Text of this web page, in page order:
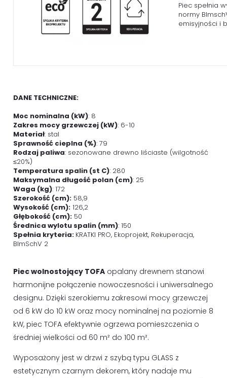
Piec spełnia
normy
emisyjności i
DANE TECHNICZNE:
Moc nominalna (kW): 8
Zakres mocy grzewczej (kW): 6-10
Materiał: stal
Sprawność cieplna (%): 79
Rodzaj paliwa: sezonowane drewno liściaste (wilgotność
≤20%)
Temperatura spalin (st C): 280
Maksymalna długość polan (cm): 25
Waga (kg): 172
Szerokość (cm): 58,9
Wysokość (cm): 126,2
Głębokość (cm): 50
Średnica wylotu spalin (mm): 150
Spełnia kryteria: KRATKI PRO, Ekoprojekt, Rekuperacja,
BImSchV 2
Piec wolnostojący TOFA opalany drewnem stanowi
harmonijne połączenie nowoczesności i uniwersalnego
designu. Dzięki szerokiemu zakresowi mocy grzewczej
od 6 kW do 10 kW oraz mocy nominalnej na poziomie 8
kW, piec TOFA efektywnie ogrzewa pomieszczenia o
średniej wielkości od 60 m² do 100 m².
Wyposażony jest w drzwi z szybą typu GLASS z
estetycznym czarnym dekorem, który nadaje mu